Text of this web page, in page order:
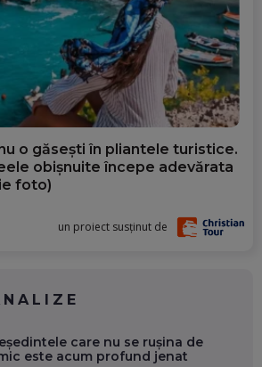
o găsești în pliantele turistice.
obișnuite începe adevărata
foto)
un proiect susținut de
care nu se rușina de
este acum profund jenat